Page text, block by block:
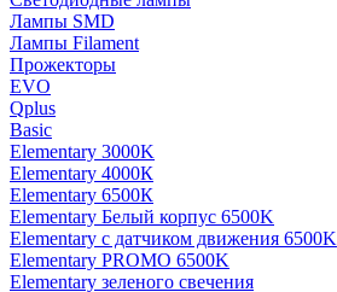
Лампы SMD
Лампы Filament
Прожекторы
EVO
Qplus
Basic
Elementary 3000K
Elementary 4000К
Elementary 6500К
Elementary Белый корпус 6500K
Elementary с датчиком движения 6500K
Elementary PROMO 6500K
Elementary зеленого свечения